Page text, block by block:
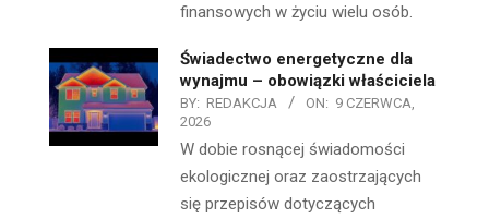
finansowych w życiu wielu osób.
Świadectwo energetyczne dla
wynajmu – obowiązki właściciela
BY: REDAKCJA ON: 9 CZERWCA,
2026
W dobie rosnącej świadomości
ekologicznej oraz zaostrzających
się przepisów dotyczących